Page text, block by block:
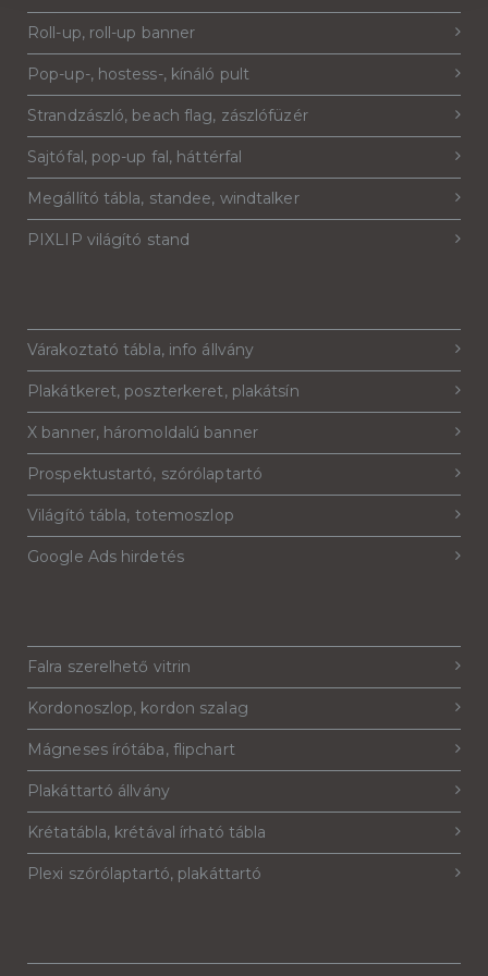
Roll-up, roll-up banner
Pop-up-, hostess-, kínáló pult
Strandzászló, beach flag, zászlófüzér
Sajtófal, pop-up fal, háttérfal
Megállító tábla, standee, windtalker
PIXLIP világító stand
Várakoztató tábla, info állvány
Plakátkeret, poszterkeret, plakátsín
X banner, háromoldalú banner
Prospektustartó, szórólaptartó
Világító tábla, totemoszlop
Google Ads hirdetés
Falra szerelhető vitrin
Kordonoszlop, kordon szalag
Mágneses írótába, flipchart
Plakáttartó állvány
Krétatábla, krétával írható tábla
Plexi szórólaptartó, plakáttartó